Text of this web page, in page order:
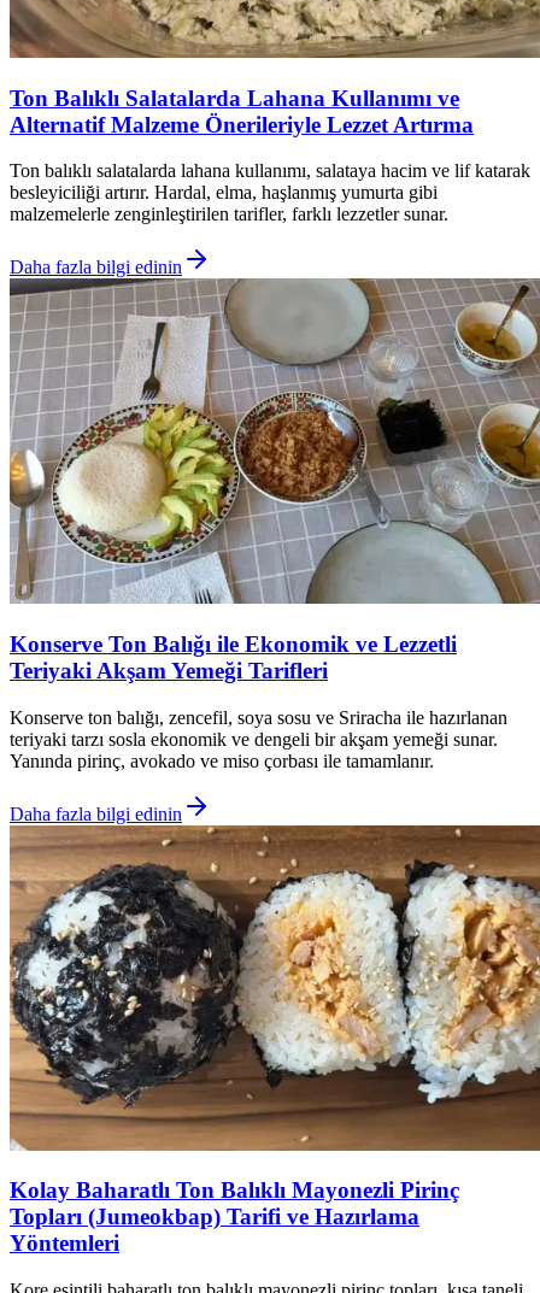
Ton Balıklı Salatalarda Lahana Kullanımı ve
Alternatif Malzeme Önerileriyle Lezzet Artırma
Ton balıklı salatalarda lahana kullanımı, salataya hacim ve lif katarak
besleyiciliği artırır. Hardal, elma, haşlanmış yumurta gibi
malzemelerle zenginleştirilen tarifler, farklı lezzetler sunar.
Daha fazla bilgi edinin
Konserve Ton Balığı ile Ekonomik ve Lezzetli
Teriyaki Akşam Yemeği Tarifleri
Konserve ton balığı, zencefil, soya sosu ve Sriracha ile hazırlanan
teriyaki tarzı sosla ekonomik ve dengeli bir akşam yemeği sunar.
Yanında pirinç, avokado ve miso çorbası ile tamamlanır.
Daha fazla bilgi edinin
Kolay Baharatlı Ton Balıklı Mayonezli Pirinç
Topları (Jumeokbap) Tarifi ve Hazırlama
Yöntemleri